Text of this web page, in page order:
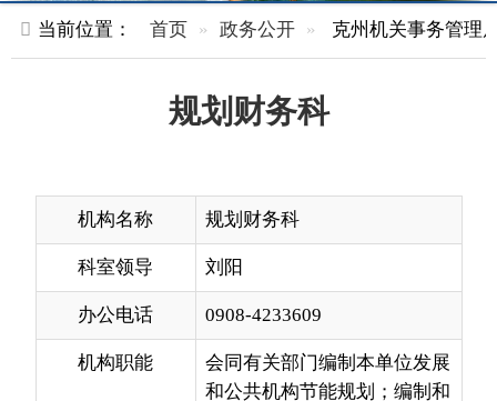
规划财务科
办公电话 0908-4233609
机构职能 会同有关部门编制本单位发展
和公共机构节能规划；编制和
实施州本级党政机关事业单位
办公用地集约利用规划；负责
州级机关大院零星维修项目经
费、州级机关食堂项目经费、